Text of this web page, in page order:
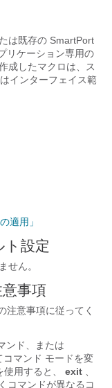
は既存の SmartPort
リケーション専用の
成したマクロは、ス
インターフェイス範
適用」
ト設定
せん。
事項
注意事項に従ってく
ンド、または
コマンド モードを変
用すると、
exit
コマンドが異なるコ